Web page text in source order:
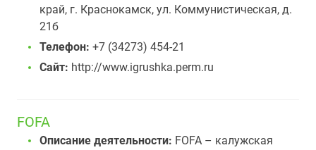
край, г. Краснокамск, ул. Коммунистическая, д.
21б
Телефон: +7 (34273) 454-21
Сайт: http://www.igrushka.perm.ru
FOFA
Описание деятельности: FOFA – калужская